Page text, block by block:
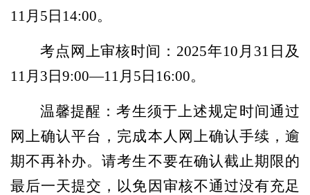
11月5日14:00。
考点网上审核时间：2025年10月31日及
11月3日9:00—11月5日16:00。
温馨提醒：考生须于上述规定时间通过
网上确认平台，完成本人网上确认手续，逾
期不再补办。请考生不要在确认截止期限的
最后一天提交，以免因审核不通过没有充足